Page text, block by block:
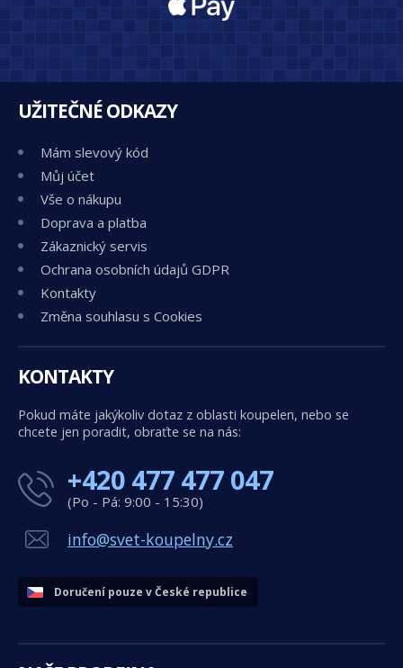
UŽITEČNÉ ODKAZY
Mám slevový kód
Můj účet
Vše o nákupu
Doprava a platba
Zákaznický servis
Ochrana osobních údajů GDPR
Kontakty
Změna souhlasu s Cookies
KONTAKTY
Pokud máte jakýkoliv dotaz z oblasti koupelen, nebo se
chcete jen poradit, obraťte se na nás:
+420 477 477 047
(Po - Pá: 9:00 - 15:30)
info@svet-koupelny.cz
Doručení pouze v České republice